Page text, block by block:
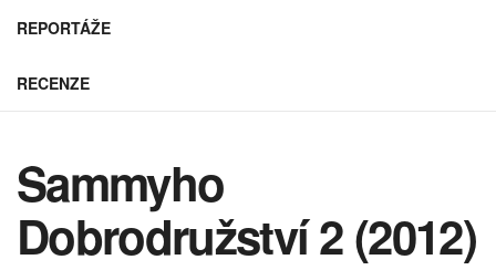
REPORTÁŽE
RECENZE
Sammyho
Dobrodružství 2 (2012)